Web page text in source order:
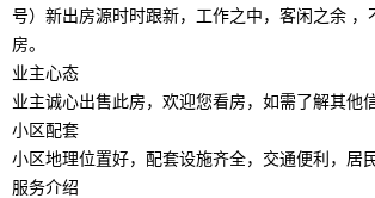
号）新出房源时时跟新，工作之中，客闲之余 ，
房。
业主心态
业主诚心出售此房，欢迎您看房，如需了解其他
小区配套
小区地理位置好，配套设施齐全，交通便利，居
服务介绍